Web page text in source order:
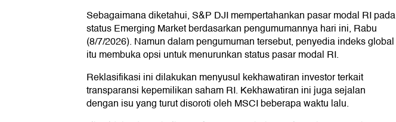
Sebagaimana diketahui, S&P DJI mempertahankan pasar modal RI pada
status Emerging Market berdasarkan pengumumannya hari ini, Rabu
(8/7/2026). Namun dalam pengumuman tersebut, penyedia indeks global
itu membuka opsi untuk menurunkan status pasar modal RI.
Reklasifikasi ini dilakukan menyusul kekhawatiran investor terkait
transparansi kepemilikan saham RI. Kekhawatiran ini juga sejalan
dengan isu yang turut disoroti oleh MSCI beberapa waktu lalu.